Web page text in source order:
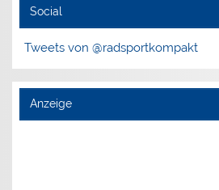
Social
Tweets von @radsportkompakt
Anzeige